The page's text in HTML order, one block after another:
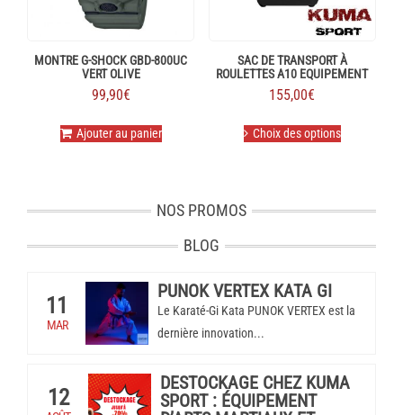
page
du
produit
MONTRE G-SHOCK GBD-800UC
VERT OLIVE
99,90€
Ajouter au panier
SAC DE TRANSPORT À
ROULETTES A10 EQUIPEMENT
155,00€
Choix des optionsproduit
la
NOS PROMOS
BLOG
11
MAR
PUNOK VERTEX KATA GI
Le Karaté-Gi Kata PUNOK VERTEX est la
dernière innovation...
12
DESTOCKAGE CHEZ KUMA
SPORT : ÉQUIPEMENT